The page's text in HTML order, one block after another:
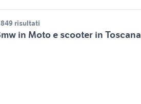
risultati
in Moto e scooter in Toscana